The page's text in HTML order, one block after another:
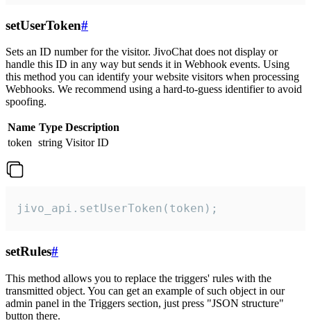
setUserToken#
Sets an ID number for the visitor. JivoChat does not display or
handle this ID in any way but sends it in Webhook events. Using
this method you can identify your website visitors when processing
Webhooks. We recommend using a hard-to-guess identifier to avoid
spoofing.
Name Type Description
token string Visitor ID
jivo_api.setUserToken(token);
setRules#
This method allows you to replace the triggers' rules with the
transmitted object. You can get an example of such object in our
admin panel in the Triggers section, just press "JSON structure"
button there.